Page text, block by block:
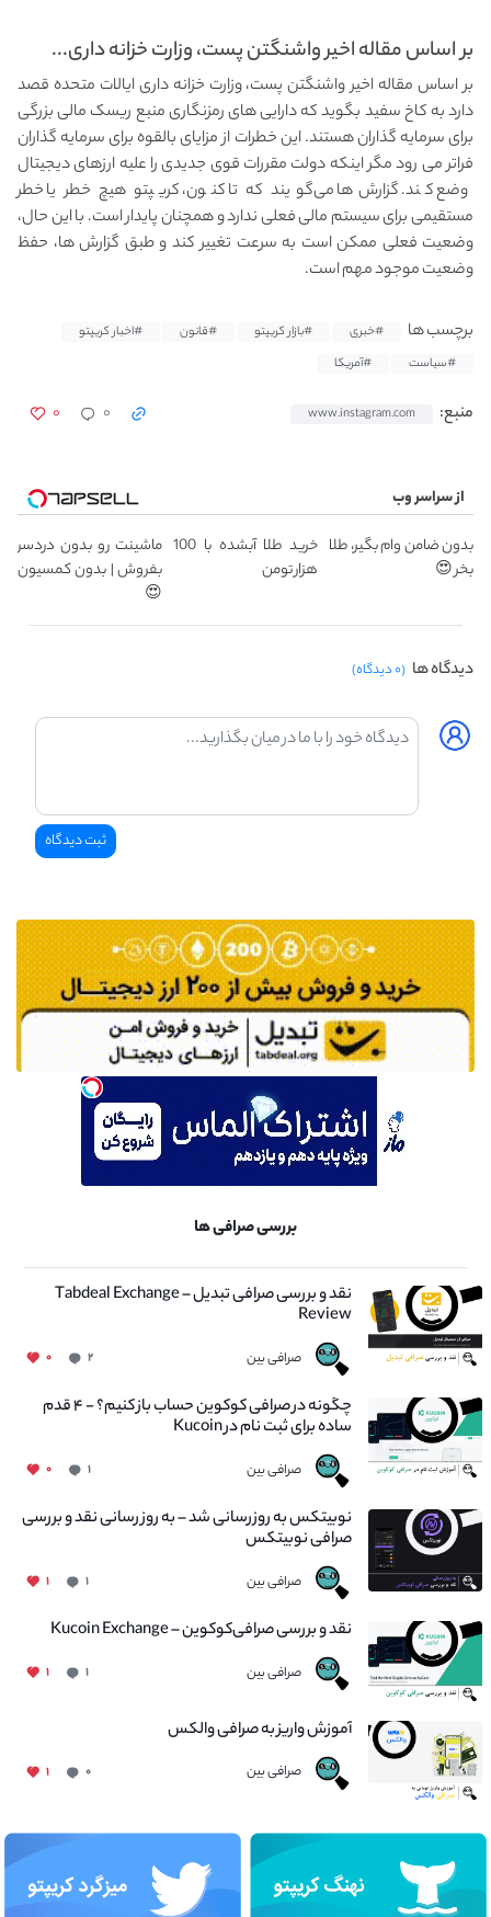
بر اساس مقاله اخیر واشنگتن پست، وزارت خزانه داری...
بر اساس مقاله اخیر واشنگتن پست، وزارت خزانه داری ایالات متحده قصد
دارد به کاخ سفید بگوید که دارایی های رمزنگاری منبع ریسک مالی بزرگی
برای سرمایه گذاران هستند. این خطرات از مزایای بالقوه برای سرمایه گذاران
فراتر می رود مگر اینکه دولت مقررات قوی جدیدی را علیه ارزهای دیجیتال
وضع کند. گزارش‌ها می‌گویند که تا کنون، کریپتو هیچ خطر یا خطر
مستقیمی برای سیستم مالی فعلی ندارد و همچنان پایدار است. با این حال،
وضعیت فعلی ممکن است به سرعت تغییر کند و طبق گزارش ها، حفظ
وضعیت موجود مهم است.
برچسب ها #خبری #بازار کریپتو #قانون
#اخبار کریپتو
#سیاست
#آمریکا
منبع: www.instagram.com ۰ ۰
از سراسر وب
بدون ضامن وام بگیر، طلا
بخر 😍
خرید طلا آبشده با 100
هزار تومن
ماشینت رو بدون دردسر
بفروش | بدون کمسیون
😍
دیدگاه ها (۰ دیدگاه)
بررسی صرافی ها
نقد و بررسی صرافی تبدیل – Tabdeal Exchange
Review
صرافی بین ۲ ۰
چگونه در صرافی کوکوین حساب باز کنیم؟ - ۴ قدم
ساده برای ثبت نام در Kucoin
صرافی بین ۱ ۰
نوبیتکس به روزرسانی شد – به روز رسانی نقد و بررسی
صرافی نوبیتکس
صرافی بین ۱ ۱
نقد و بررسی صرافی‌کوکوین – Kucoin Exchange
صرافی بین ۱ ۱
آموزش واریز به صرافی والکس
صرافی بین ۰ ۱